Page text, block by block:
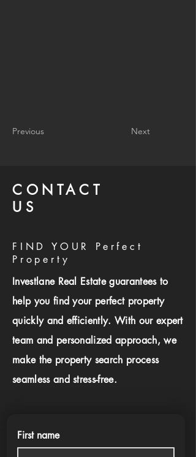
Previous Next
CONTACT
US
FIND YOUR Perfect
Property
Investlane Real Estate guarantees to
help you find your perfect property
quickly and efficiently. With our expert
team and personalized approach, we
make the property search process
seamless and stress-free.
First name